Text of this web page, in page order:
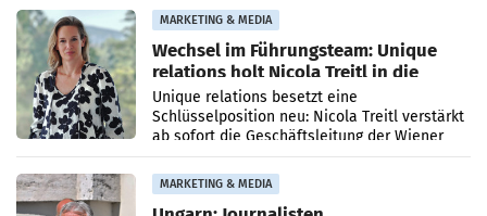
MARKETING & MEDIA
Wechsel im Führungsteam: Unique
relations holt Nicola Treitl in die
Geschäftsleitung
Unique relations besetzt eine
Schlüsselposition neu: Nicola Treitl verstärkt
ab sofort die Geschäftsleitung der Wiener
PR-Agentur an der Seite von Josef Kalina und
Anna Kalina-Mahr.
MARKETING & MEDIA